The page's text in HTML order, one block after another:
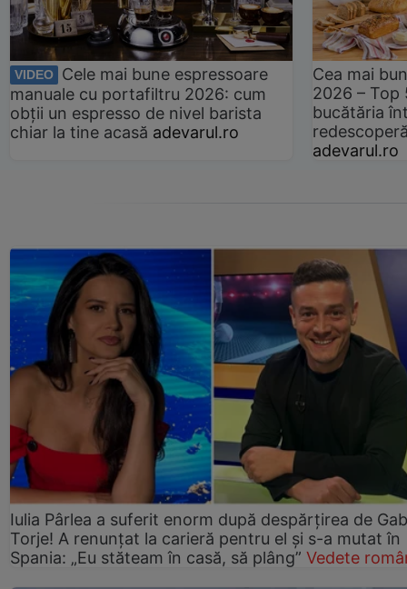
VIDEO
Cele mai bune espressoare
manuale cu portafiltru 2026: cum
obții un espresso de nivel barista
chiar la tine acasă adevarul.ro
Cea mai
2026 –
bucătăria
adevarul.ro
Iulia Pârlea a suferit enorm după despărțirea de
Torje! A renunțat la carieră pentru el și s-a mutat în
Spania: „Eu stăteam în casă, să plâng” Vedete